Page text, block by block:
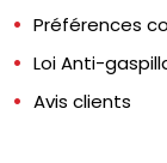
Préférences
Loi Anti-
Avis clients